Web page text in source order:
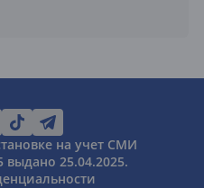
на учет СМИ
выдано 25.04.2025.